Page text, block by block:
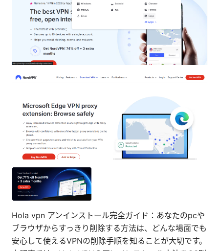
Hola vpn アンインストール完全ガイド：あなたのpcや
ブラウザからすっきり削除する方法は、どんな場面でも
安心して使えるVPNの削除手順を知ることが大切です。